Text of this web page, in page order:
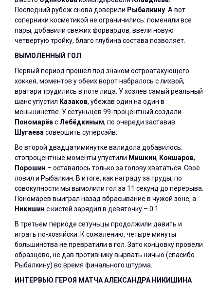
Последний рубеж снова доверили Рыбалкину . А вот
соперники косметикой не ограничились: поменяли все
пары, добавили свежих форвардов, ввели новую
четвертую тройку, благо глубина состава позволяет.
ВЫМОЛЕННЫЙ ГОЛ
Первый период прошёл под знаком остроатакующего
хоккея, моментов у обеих ворот набралось с лихвой,
вратари трудились в поте лица. У хозяев самый реальный
шанс упустил Казаков, убежав один на один в
меньшинстве. У сетуньцев 99-процентный создали
Пономарёвс Лебёдкиным, по очереди заставив
Шугаева совершить суперсэйв.
Во второй двадцатиминутке валидола добавилось:
стопроцентные моменты упустили Мишкин, Кокшаров,
Порошин – оставалось только за голову хвататься. Своё
ловил и Рыбалкин. В итоге, как награду за труды, по
совокупности мы вымолили гол за 11 секунд до перерыва.
Пономарёв выиграл назад вбрасывание в чужой зоне, а
Никишин с кистей зарядил в девяточку – 0:1.
В третьем периоде сетуньцы продолжили давить и
играть по-хозяйски. К сожалению, четыре минуты
большинства не превратили в гол. Зато концовку провели
образцово, не дав противнику вырвать ничью (спасибо
Рыбалкину) во время финального штурма.
ИНТЕРВЬЮ ГЕРОЯ МАТЧА АЛЕКСАНДРА НИКИШИНА